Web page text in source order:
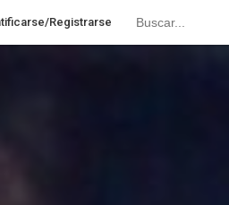
Registrarse